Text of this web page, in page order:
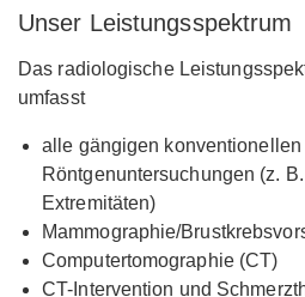
Unser Leistungsspektrum
Das radiologische
umfasst
alle gängigen konventionellen
Röntgenuntersuchungen (z.
Extremitäten)
Mammographie/
Computertomographie (CT)
CT-Intervention und